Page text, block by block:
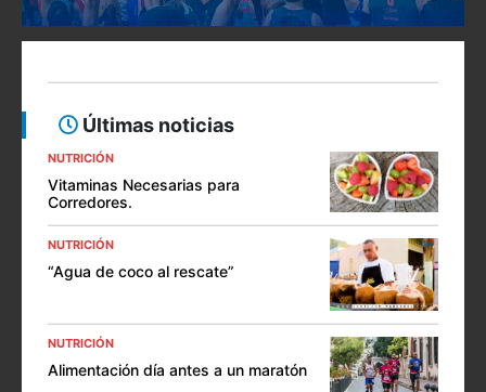
Últimas noticias
NUTRICIÓN
Vitaminas Necesarias para
Corredores.
NUTRICIÓN
“Agua de coco al rescate”
NUTRICIÓN
Alimentación día antes a un maratón